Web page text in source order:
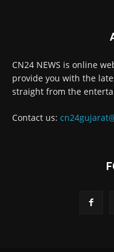
CN24 NEWS is online
provide you with the
straight from the
Contact us: